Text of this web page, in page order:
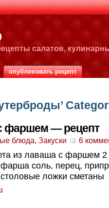
салатов,
опубликовать рецепт
фаршем — рецепт
блюда, Закуски 6
из лаваша с фаршем 2
соль, перец,
ложки сметаны